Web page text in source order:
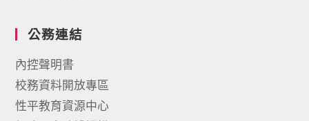
公務連結
內控聲明書
校務資料開放專區
性平教育資源中心